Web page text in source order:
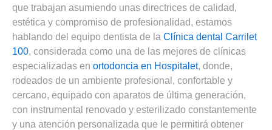
que trabajan asumiendo unas directrices de calidad,
estética y compromiso de profesionalidad, estamos
hablando del equipo dentista de la Clínica dental Carrilet
100, considerada como una de las mejores de clínicas
especializadas en ortodoncia en Hospitalet, donde,
rodeados de un ambiente profesional, confortable y
cercano, equipado con aparatos de última generación,
con instrumental renovado y esterilizado constantemente
y una atención personalizada que le permitirá obtener